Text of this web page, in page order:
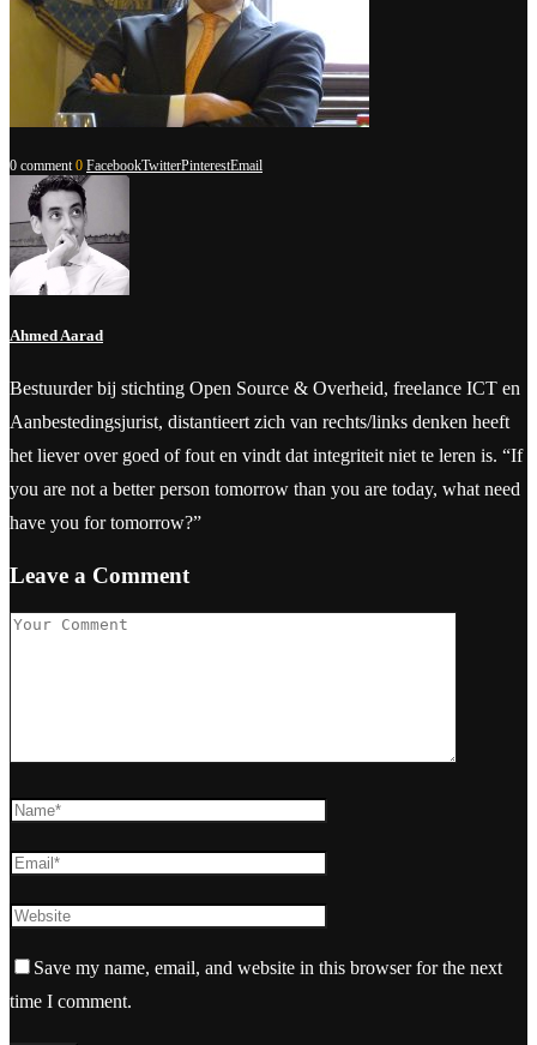
0 comment 0 FacebookTwitterPinterestEmail
Ahmed Aarad
Bestuurder bij stichting Open Source & Overheid, freelance ICT en
Aanbestedingsjurist, distantieert zich van rechts/links denken heeft
het liever over goed of fout en vindt dat integriteit niet te leren is. “If
you are not a better person tomorrow than you are today, what need
have you for tomorrow?”
Leave a Comment
Save my name, email, and website in this browser for the next
time I comment.